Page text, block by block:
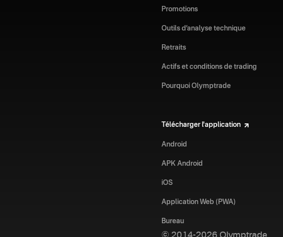
Promotions
Outils d’analyse technique
Retraits
Actifs et conditions de trading
Pourquoi Olymptrade
Télécharger l'application
Android
APK Android
iOS
Application Web (PWA)
Bureau